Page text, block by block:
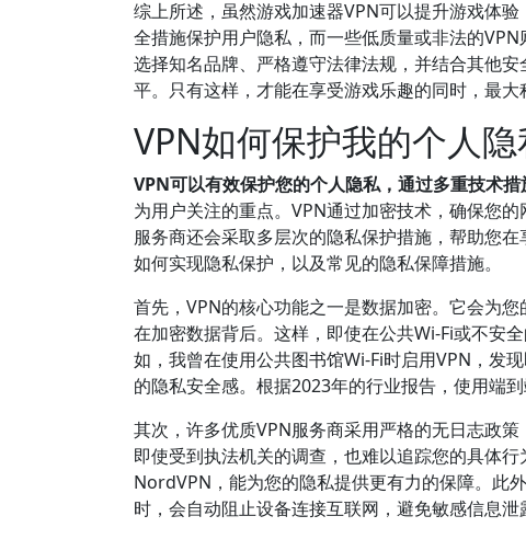
综上所述，虽然游戏加速器VPN可以提升游戏体
全措施保护用户隐私，而一些低质量或非法的
选择知名品牌、严格遵守法律法规，并结合其他
平。只有这样，才能在享受游戏乐趣的同时，最大
VPN如何保护我的个人
VPN可以有效保护您的个人隐私，通过多重技术措
为用户关注的重点。VPN通过加密技术，确保您
服务商还会采取多层次的隐私保护措施，帮助您
如何实现隐私保护，以及常见的隐私保障措施。
首先，VPN的核心功能之一是数据加密。它会为
在加密数据背后。这样，即使在公共Wi-Fi或不安
如，我曾在使用公共图书馆Wi-Fi时启用VPN，发
的隐私安全感。根据2023年的行业报告，使用端
其次，许多优质VPN服务商采用严格的无日志政
即使受到执法机关的调查，也难以追踪您的具体
NordVPN，能为您的隐私提供更有力的保障。此
时，会自动阻止设备连接互联网，避免敏感信息泄